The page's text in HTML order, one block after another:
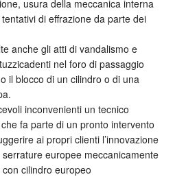
usura della meccanica interna
di effrazione da parte dei
anche gli atti di vandalismo e
nel foro di passaggio
il blocco di un cilindro o di una
inconvenienti un tecnico
fa parte di un pronto intervento
ai propri clienti l’innovazione
serrature europee meccanicamente
cilindro europeo